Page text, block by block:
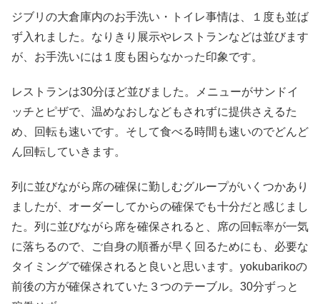
ジブリの大倉庫内のお手洗い・トイレ事情は、１度も並ば
ず入れました。なりきり展示やレストランなどは並びます
が、お手洗いには１度も困らなかった印象です。
レストランは30分ほど並びました。メニューがサンドイ
ッチとピザで、温めなおしなどもされずに提供さえるた
め、回転も速いです。そして食べる時間も速いのでどんど
ん回転していきます。
列に並びながら席の確保に勤しむグループがいくつかあり
ましたが、オーダーしてからの確保でも十分だと感じまし
た。列に並びながら席を確保されると、席の回転率が一気
に落ちるので、ご自身の順番が早く回るためにも、必要な
タイミングで確保されると良いと思います。yokubarikoの
前後の方が確保されていた３つのテーブル。30分ずっと